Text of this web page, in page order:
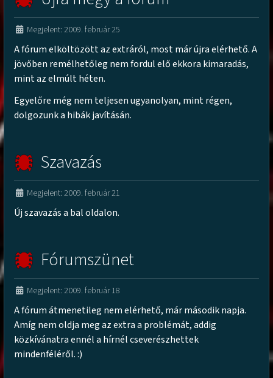
Megjelent: 2009. február 25
A fórum elköltözött az extráról, most már újra elérhető. A
jövőben remélhetőleg nem fordul elő ekkora kimaradás,
mint az elmúlt héten.
Egyelőre még nem teljesen ugyanolyan, mint régen,
dolgozunk a hibák javításán.
Szavazás
Megjelent: 2009. február 21
Új szavazás a bal oldalon.
Fórumszünet
Megjelent: 2009. február 18
A fórum átmenetileg nem elérhető, már második napja.
Amíg nem oldja meg az extra a problémát, addig
közkívánatra ennél a hírnél cseverészhettek
mindenféléről. :)